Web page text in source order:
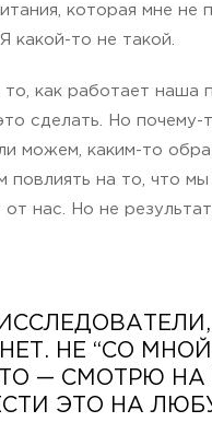
которая мне не
какой-то не такой.
как работает наша
сделать. Но почему-
можем, каким-то
на то, что мы
от нас. Но не
НЕ “СО
— СМОТРЮ НА
ЭТО НА